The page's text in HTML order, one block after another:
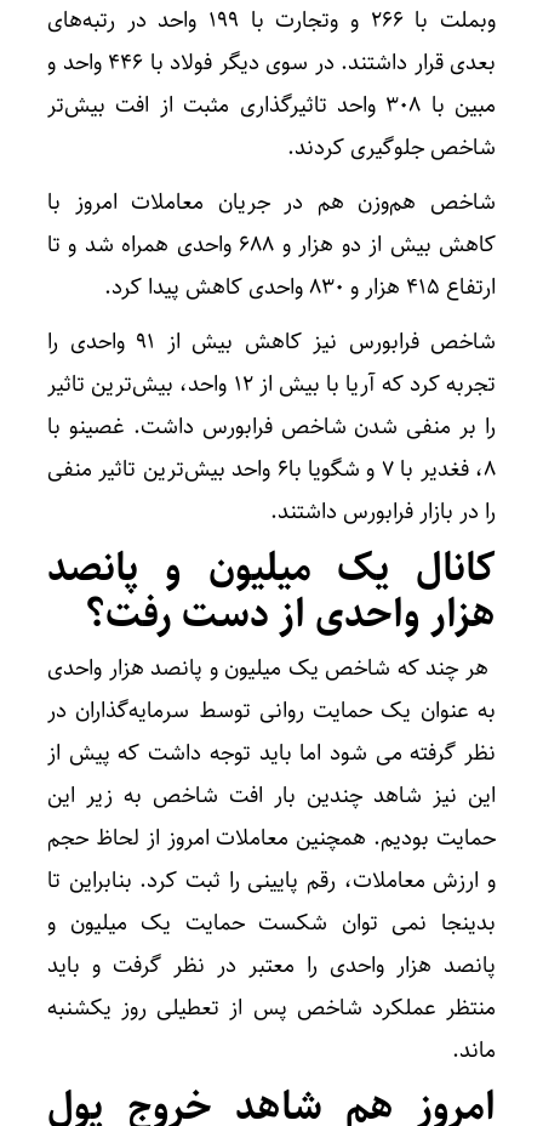
وبملت با ۲۶۶ و وتجارت با ۱۹۹ واحد در رتبه‌های
بعدی قرار داشتند. در سوی دیگر فولاد با ۴۴۶ واحد و
مبین با ۳۰۸ واحد تاثیرگذاری مثبت از افت بیش‌تر
شاخص جلوگیری کردند.
شاخص هم‌وزن هم در جریان معاملات امروز با
کاهش بیش از دو هزار و ۶۸۸ واحدی همراه شد و تا
ارتفاع ۴۱۵ هزار و ۸۳۰ واحدی کاهش پیدا کرد.
شاخص فرابورس نیز کاهش بیش از ۹۱ واحدی را
تجربه کرد که آریا با بیش از ۱۲ واحد، بیش‌ترین تاثیر
را بر منفی شدن شاخص فرابورس داشت. غصینو با
۸، فغدیر با ۷ و شگویا با۶ واحد بیش‌ترین تاثیر منفی
را در بازار فرابورس داشتند.
کانال یک میلیون و پانصد
هزار واحدی از دست رفت؟
هر چند که شاخص یک میلیون و پانصد هزار واحدی
به عنوان یک حمایت روانی توسط سرمایه‌گذاران در
نظر گرفته می شود اما باید توجه داشت که پیش از
این نیز شاهد چندین بار افت شاخص به زیر این
حمایت بودیم. همچنین معاملات امروز از لحاظ حجم
و ارزش معاملات، رقم پایینی را ثبت کرد. بنابراین تا
بدینجا نمی توان شکست حمایت یک میلیون و
پانصد هزار واحدی را معتبر در نظر گرفت و باید
منتظر عملکرد شاخص پس از تعطیلی روز یکشنبه
ماند.
امروز هم شاهد خروج پول